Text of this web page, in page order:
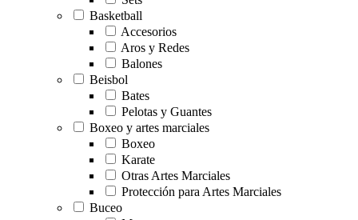
Basketball
Accesorios
Aros y Redes
Balones
Beisbol
Bates
Pelotas y Guantes
Boxeo y artes marciales
Boxeo
Karate
Otras Artes Marciales
Protección para Artes Marciales
Buceo